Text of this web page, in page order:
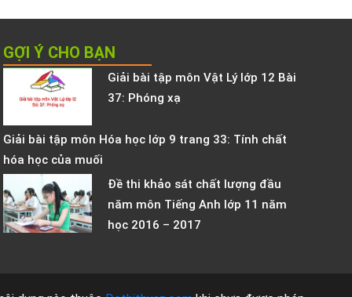
GỢI Ý CHO BẠN
Giải bài tập môn Vật Lý lớp 12 Bài
37: Phóng xạ
Giải bài tập môn Hóa học lớp 9 trang 33: Tính chất
hóa học của muối
Đề thi khảo sát chất lượng đầu
năm môn Tiếng Anh lớp 11 năm
học 2016 – 2017